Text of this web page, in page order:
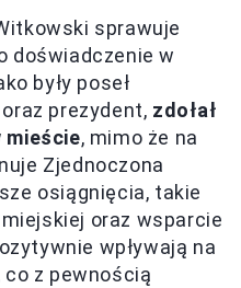
sprawuje
doświadczenie w
były poseł
prezydent, zdołał
mieście, mimo że na
Zjednoczona
osiągnięcia, takie
oraz wsparcie
wpływają na
z pewnością